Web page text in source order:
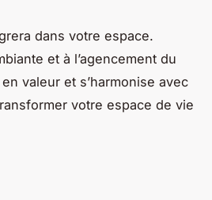
dans votre espace.
et à l’agencement du
valeur et s’harmonise avec
votre espace de vie